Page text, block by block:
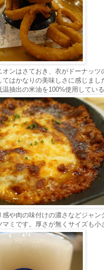
ンはさておき、衣がドーナッツ
はかなりの美味しさに感じまし
抽出の米油を100%使用している
や肉の味付けの濃さなどジャン
ミです。厚さが無くサイズも小